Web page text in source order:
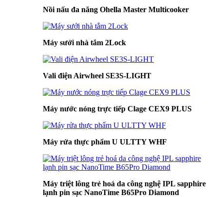
Nồi nấu đa năng Ohella Master Multicooker
Máy sưởi nhà tắm 2Lock
Vali điện Airwheel SE3S-LIGHT
Máy nước nóng trực tiếp Clage CEX9 PLUS
Máy rửa thực phẩm U ULTTY WHF
Máy triệt lông trẻ hoá da công nghệ IPL sapphire
lạnh pin sạc NanoTime B65Pro Diamond